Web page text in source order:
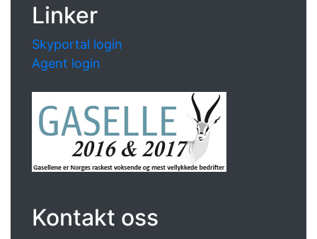
Linker
Skyportal login
Agent login
Kontakt oss